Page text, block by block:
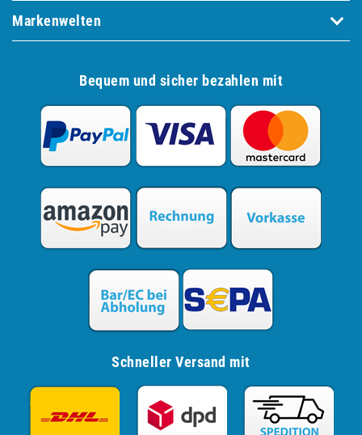
Markenwelten
Bequem und sicher bezahlen mit
Schneller Versand mit